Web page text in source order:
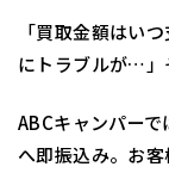
「買取金額はい
にトラブルが…」
ABCキャンパー
へ即振込み。お